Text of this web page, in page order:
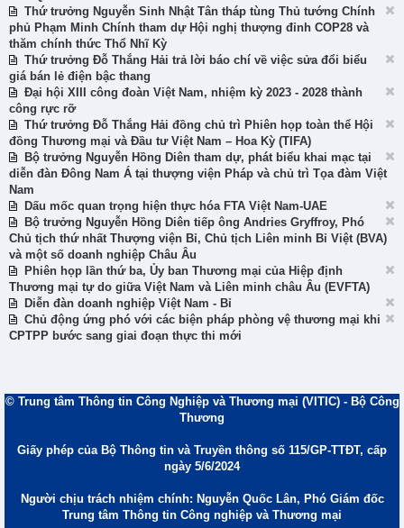
Thứ trưởng Nguyễn Sinh Nhật Tân tháp tùng Thủ tướng Chính
phủ Phạm Minh Chính tham dự Hội nghị thượng đỉnh COP28 và
thăm chính thức Thổ Nhĩ Kỳ
Thứ trưởng Đỗ Thắng Hải trả lời báo chí về việc sửa đổi biểu
giá bán lẻ điện bậc thang
Đại hội XIII công đoàn Việt Nam, nhiệm kỳ 2023 - 2028 thành
công rực rỡ
Thứ trưởng Đỗ Thắng Hải đồng chủ trì Phiên họp toàn thể Hội
đồng Thương mại và Đầu tư Việt Nam – Hoa Kỳ (TIFA)
Bộ trưởng Nguyễn Hồng Diên tham dự, phát biểu khai mạc tại
diễn đàn Đông Nam Á tại thượng viện Pháp và chủ trì Tọa đàm Việt
Nam
Dấu mốc quan trọng hiện thực hóa FTA Việt Nam-UAE
Bộ trưởng Nguyễn Hồng Diên tiếp ông Andries Gryffroy, Phó
Chủ tịch thứ nhất Thượng viện Bỉ, Chủ tịch Liên minh Bỉ Việt (BVA)
và một số doanh nghiệp Châu Âu
Phiên họp lần thứ ba, Ủy ban Thương mại của Hiệp định
Thương mại tự do giữa Việt Nam và Liên minh châu Âu (EVFTA)
Diễn đàn doanh nghiệp Việt Nam - Bỉ
Chủ động ứng phó với các biện pháp phòng vệ thương mại khi
CPTPP bước sang giai đoạn thực thi mới
© Trung tâm Thông tin Công Nghiệp và Thương mại (VITIC) - Bộ Công
Thương
Giấy phép của Bộ Thông tin và Truyền thông số 115/GP-TTĐT, cấp
ngày 5/6/2024
Người chịu trách nhiệm chính: Nguyễn Quốc Lân, Phó Giám đốc
Trung tâm Thông tin Công nghiệp và Thương mại